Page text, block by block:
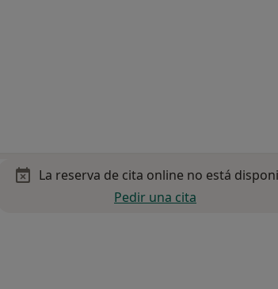
La reserva de cita online no está
Pedir una cita